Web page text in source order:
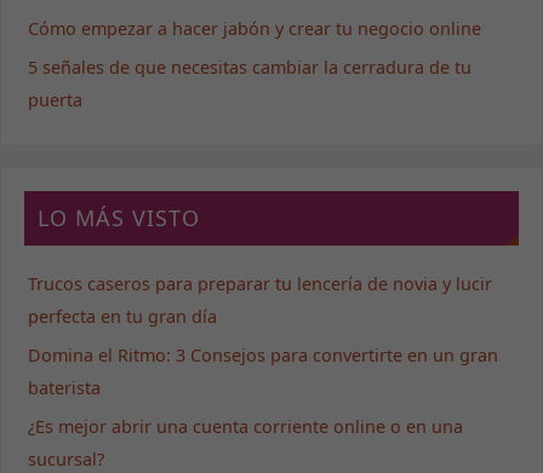
Cómo empezar a hacer jabón y crear tu negocio online
5 señales de que necesitas cambiar la cerradura de tu
puerta
LO MÁS VISTO
Trucos caseros para preparar tu lencería de novia y lucir
perfecta en tu gran día
Domina el Ritmo: 3 Consejos para convertirte en un gran
baterista
¿Es mejor abrir una cuenta corriente online o en una
sucursal?